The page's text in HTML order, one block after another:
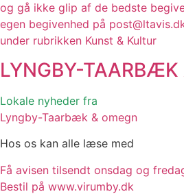
og gå ikke glip af de bedste
egen begivenhed på
under rubrikken Kunst & Kultur
LYNGBY-TAARBÆK
Lokale nyheder fra
Lyngby-Taarbæk & omegn
Hos os kan alle læse med
Få avisen tilsendt onsdag og
Bestil på www.virumby.dk